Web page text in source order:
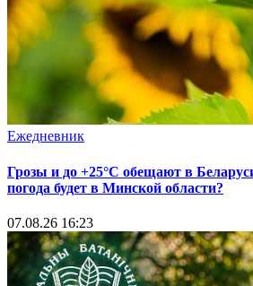
Ежедневник
Грозы и до +25°С обещают в
погода будет в Минской области?
07.08.26 16:23